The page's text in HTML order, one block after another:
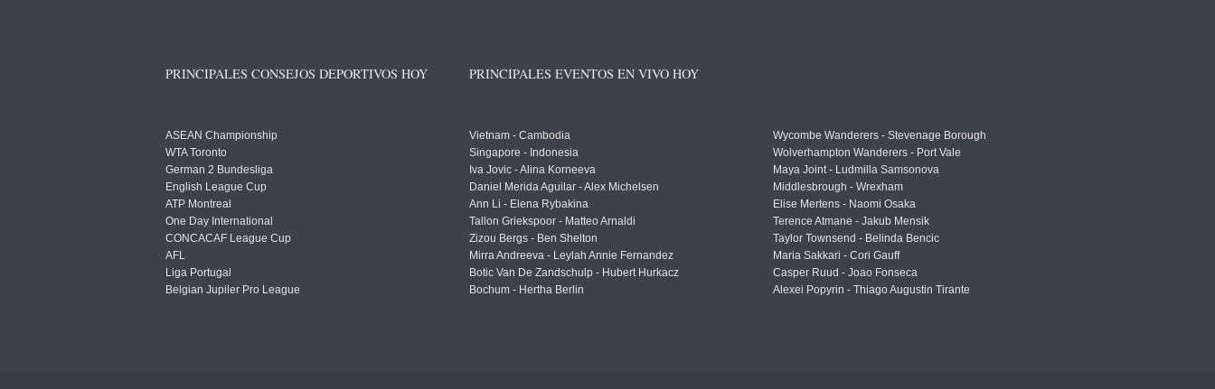
PRINCIPALES CONSEJOS DEPORTIVOS HOY
ASEAN Championship
WTA Toronto
German 2 Bundesliga
English League Cup
ATP Montreal
One Day International
CONCACAF League Cup
AFL
Liga Portugal
Belgian Jupiler Pro League
PRINCIPALES EVENTOS EN VIVO HOY
Vietnam - Cambodia
Singapore - Indonesia
Iva Jovic - Alina Korneeva
Daniel Merida Aguilar - Alex Michelsen
Ann Li - Elena Rybakina
Tallon Griekspoor - Matteo Arnaldi
Zizou Bergs - Ben Shelton
Mirra Andreeva - Leylah Annie Fernandez
Botic Van De Zandschulp - Hubert Hurkacz
Bochum - Hertha Berlin
Wycombe Wanderers - Stevenage Borough
Wolverhampton Wanderers - Port Vale
Maya Joint - Ludmilla Samsonova
Middlesbrough - Wrexham
Elise Mertens - Naomi Osaka
Terence Atmane - Jakub Mensik
Taylor Townsend - Belinda Bencic
Maria Sakkari - Cori Gauff
Casper Ruud - Joao Fonseca
Alexei Popyrin - Thiago Augustin Tirante